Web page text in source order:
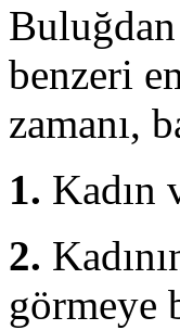
benzeri
zamanı,
1. Kadın
2.
görmeye